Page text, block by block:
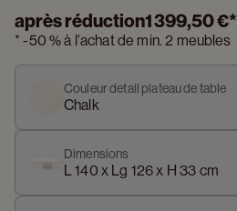
après réduction1 399,50 €*
*-50 %à l'achat de min. 2 meubles
Couleur detail plateau de table
Chalk
Dimensions
L 140 x Lg 126 x H 33 cm